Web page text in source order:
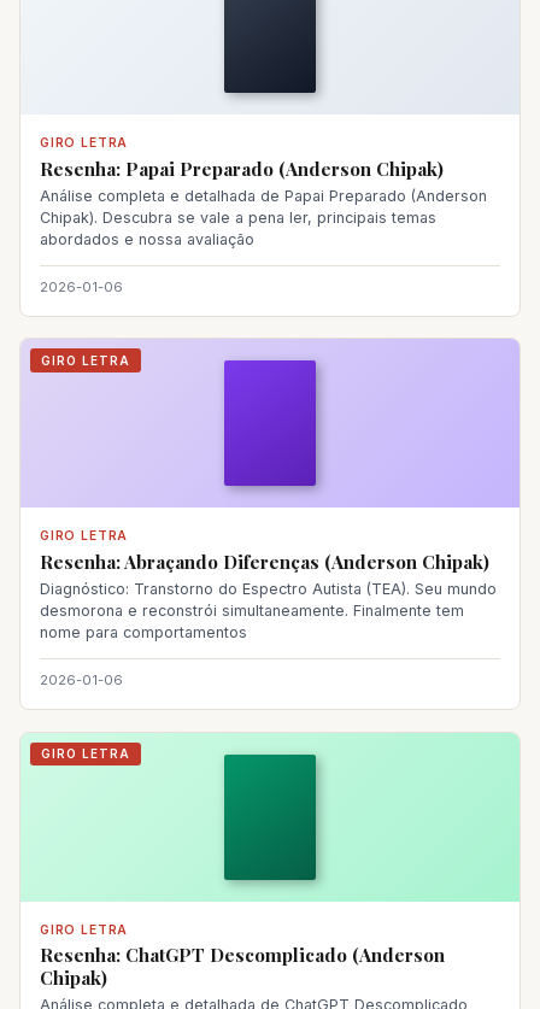
GIRO LETRA
Resenha: Papai Preparado (Anderson Chipak)
Análise completa e detalhada de Papai Preparado (Anderson
Chipak). Descubra se vale a pena ler, principais temas
abordados e nossa avaliação
2026-01-06
GIRO LETRA
GIRO LETRA
Resenha: Abraçando Diferenças (Anderson Chipak)
Diagnóstico: Transtorno do Espectro Autista (TEA). Seu mundo
desmorona e reconstrói simultaneamente. Finalmente tem
nome para comportamentos
2026-01-06
GIRO LETRA
GIRO LETRA
Resenha: ChatGPT Descomplicado (Anderson
Chipak)
Análise completa e detalhada de ChatGPT Descomplicado